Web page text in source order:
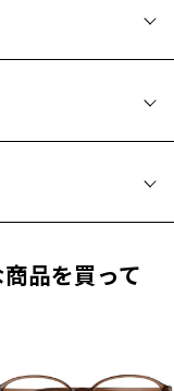
。
りたい方へ
お選びのうえ、
めください。
交換券」はお選び
品を買って